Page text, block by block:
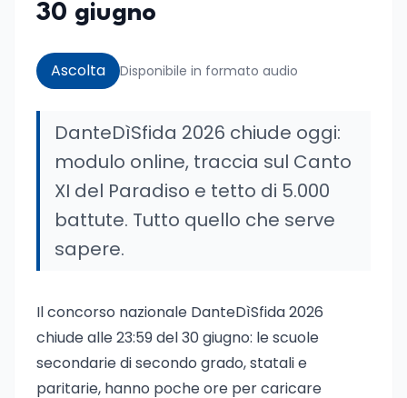
30 giugno
Ascolta Disponibile in formato audio
DanteDìSfida 2026 chiude oggi:
modulo online, traccia sul Canto
XI del Paradiso e tetto di 5.000
battute. Tutto quello che serve
sapere.
Il concorso nazionale DanteDìSfida 2026
chiude alle 23:59 del 30 giugno: le scuole
secondarie di secondo grado, statali e
paritarie, hanno poche ore per caricare